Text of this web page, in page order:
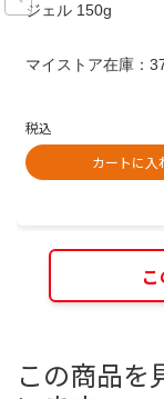
ジェル 150g
マイストア在庫：
税込
カートに入
この商品を